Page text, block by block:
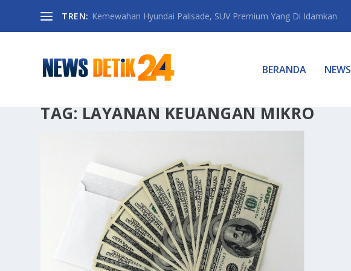
TREN: Kemewahan Hyundai Palisade, SUV Premium Yang Di Idamkan
BERANDA NEWS
TAG: LAYANAN KEUANGAN MIKRO